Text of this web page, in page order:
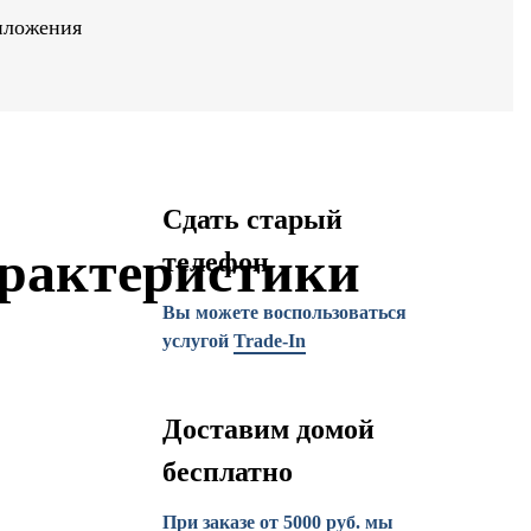
Сдать старый
телефон
Вы можете воспользоваться
услугой Trade-In
Доставим домой
бесплатно
При заказе от 5000 руб. мы